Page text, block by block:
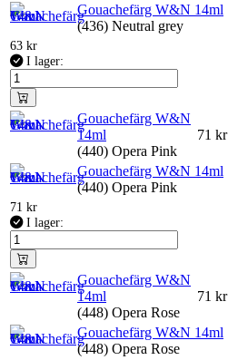
Gouachefärg W&N 14ml
(436) Neutral grey
63 kr
I lager:
Gouachefärg W&N
14ml
(440) Opera Pink
71 kr
Gouachefärg W&N 14ml
(440) Opera Pink
71 kr
I lager:
Gouachefärg W&N
14ml
(448) Opera Rose
71 kr
Gouachefärg W&N 14ml
(448) Opera Rose